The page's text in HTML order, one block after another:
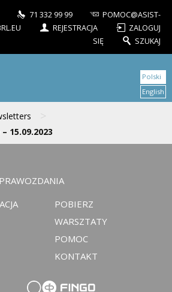
71 332 99 99
POMOC@ASIST-
REJESTRACJA
ZALOGUJ
SIĘ
SZUKAJ
>
15.09.2023
Polski
English
POBIERZ
WARSZTATY
POMOC
KONTAKT